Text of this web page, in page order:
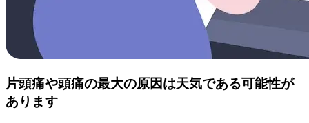
片頭痛や頭痛の最大の原因は天気である可能性が
あります